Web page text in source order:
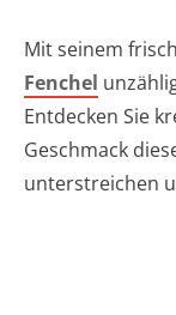
Mit seinem
Fenchel
Entdecken Sie
Geschmack
unterstreichen